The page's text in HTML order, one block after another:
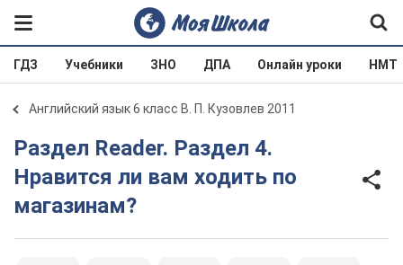
ГДЗ Учебники ЗНО ДПА Онлайн уроки НМТ
Английский язык 6 класс В. П. Кузовлев 2011
Раздел Reader. Раздел 4.
Нравится ли вам ходить по
магазинам?